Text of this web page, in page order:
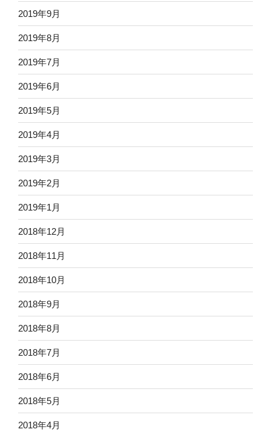
2019年9月
2019年8月
2019年7月
2019年6月
2019年5月
2019年4月
2019年3月
2019年2月
2019年1月
2018年12月
2018年11月
2018年10月
2018年9月
2018年8月
2018年7月
2018年6月
2018年5月
2018年4月